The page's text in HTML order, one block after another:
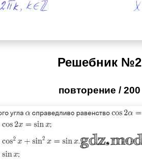
Решебник №2
повторение / 200